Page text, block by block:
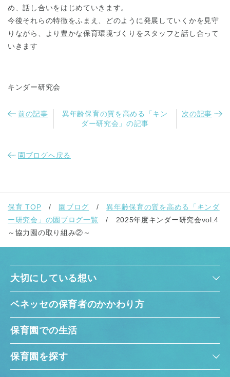
千葉県 千葉県 全域
め、話し合いをはじめていきます。
今後それらの特徴をふまえ、どのように発展していくかを見守
りながら、より豊かな保育環境づくりをスタッフと話し合って
いきます
キンダー研究会
前の記事
異年齢保育の質を高める「キン
ダー研究会」の記事
次の記事
園ブログへ戻る
保育 TOP 園ブログ
異年齢保育の質を高める「キンダ
ー研究会」の園ブログ一覧
2025年度キンダー研究会vol.4
～協力園の取り組み②～
大切にしている想い
ベネッセの保育者のかかわり方
保育園での生活
保育園を探す